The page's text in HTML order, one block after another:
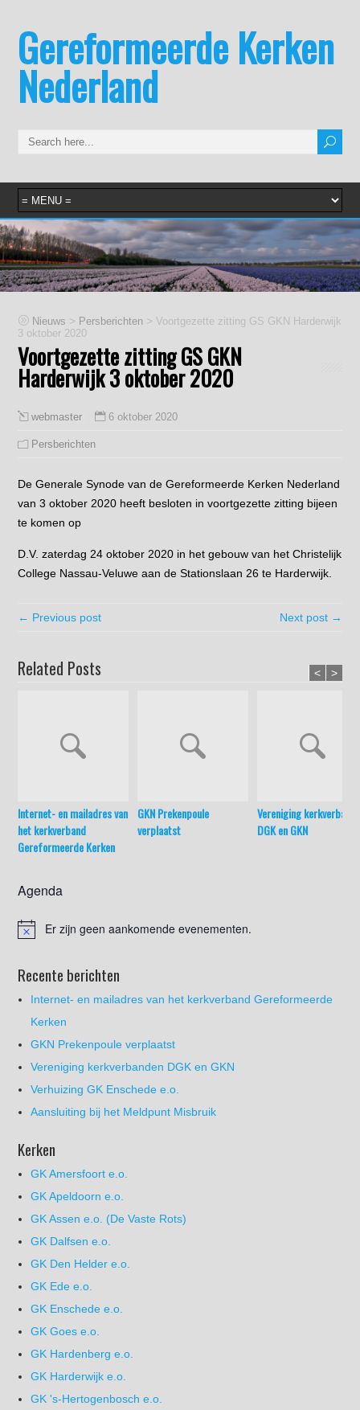
Gereformeerde Kerken
Nederland
Nieuws > Persberichten >Voortgezette zitting GS GKN Harderwijk
3 oktober 2020
Voortgezette zitting GS GKN
Harderwijk 3 oktober 2020
webmaster 6 oktober 2020
Persberichten
De Generale Synode van de Gereformeerde Kerken Nederland
van 3 oktober 2020 heeft besloten in voortgezette zitting bijeen
te komen op
D.V. zaterdag 24 oktober 2020 in het gebouw van het Christelijk
College Nassau-Veluwe aan de Stationslaan 26 te Harderwijk.
← Previous post Next post →
Related Posts
Internet- en mailadres van
het kerkverband
Gereformeerde Kerken
GKN Prekenpoule
verplaatst
Vereniging
DGK en GKN
< >
Agenda
Er zijn geen aankomende evenementen.
Recente berichten
Internet- en mailadres van het kerkverband Gereformeerde
Kerken
GKN Prekenpoule verplaatst
Vereniging kerkverbanden DGK en GKN
Verhuizing GK Enschede e.o.
Aansluiting bij het Meldpunt Misbruik
Kerken
GK Amersfoort e.o.
GK Apeldoorn e.o.
GK Assen e.o. (De Vaste Rots)
GK Dalfsen e.o.
GK Den Helder e.o.
GK Ede e.o.
GK Enschede e.o.
GK Goes e.o.
GK Hardenberg e.o.
GK Harderwijk e.o.
GK 's-Hertogenbosch e.o.